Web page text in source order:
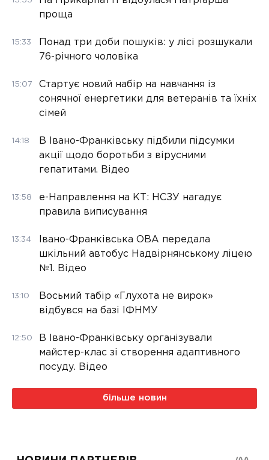
проща
15:33
Понад три доби пошуків: у лісі розшукали
76-річного чоловіка
15:07
Стартує новий набір на навчання із
сонячної енергетики для ветеранів та їхніх
сімей
14:18
В Івано-Франківську підбили підсумки
акції щодо боротьби з вірусними
гепатитами. Відео
13:58
е-Направлення на КТ: НСЗУ нагадує
правила виписування
13:34
Івано-Франківська ОВА передала
шкільний автобус Надвірнянському ліцею
№1. Відео
13:10
Восьмий табір «Глухота не вирок»
відбувся на базі ІФНМУ
12:50
В Івано-Франківську організували
майстер-клас зі створення адаптивного
посуду. Відео
більше новин